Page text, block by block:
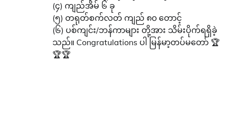
(၄) ကျည်အိမ် ၆ ခု
(၅) တရုတ်စက်လတ် ကျည် ၈၀ တောင့်
(၆) ပစ်ကျင်း/ဘန်ကာများ တို့အား သိမ်းပိုက်ရရှိခဲ့
သည်။ Congratulations ပါ မြန်မာ့တပ်မတော် 🏆
🏆🏆